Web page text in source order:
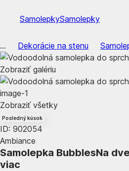
SamolepkySamolepky
... Dekorácie na stenu
Zobraziť galériu
Zobraziť všetky
Posledný kúsok
ID: 902054
Ambiance
Samolepka BubblesNa
viac